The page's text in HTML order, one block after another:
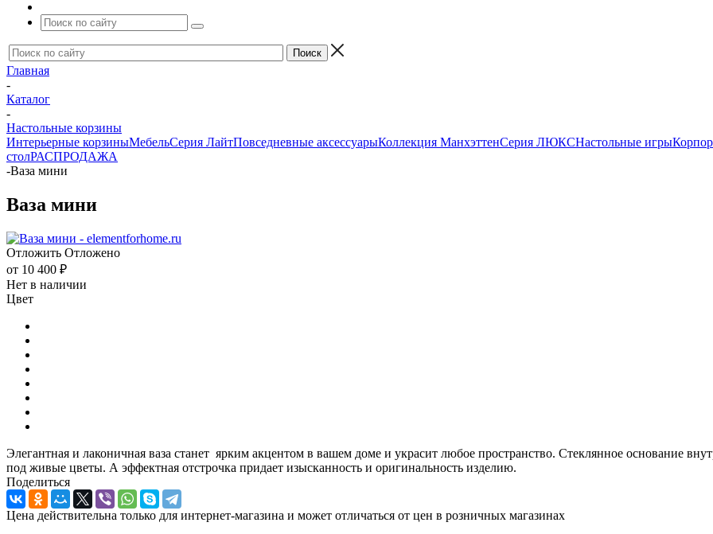
Главная
-
Каталог
-
Настольные корзины
Интерьерные корзиныМебельСерия ЛайтПовседневные аксессуарыКоллекция МанхэттенСерия ЛЮКСНастольные игры
столРАСПРОДАЖА
-Ваза мини
Ваза мини
Отложить Отложено
от 10 400 ₽
Нет в наличии
Цвет
Элегантная и лаконичная ваза станет ярким акцентом в вашем доме и украсит любое пространство. Стеклянное основание
под живые цветы. А эффектная отстрочка придает изысканность и оригинальность изделию.
Поделиться
Цена действительна только для интернет-магазина и может отличаться от цен в розничных магазинах